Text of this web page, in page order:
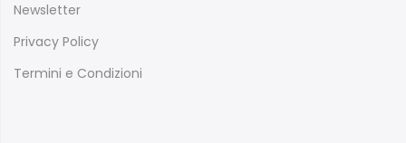
Newsletter
Privacy Policy
Termini e Condizioni